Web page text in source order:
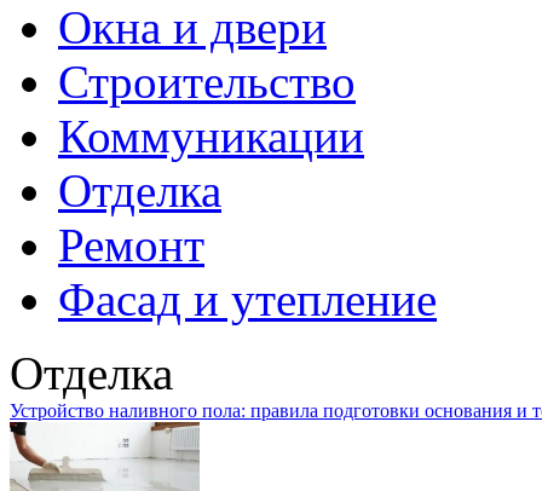
Окна и двери
Строительство
Коммуникации
Отделка
Ремонт
Фасад и утепление
Отделка
Устройство наливного пола: правила подготовки основания и